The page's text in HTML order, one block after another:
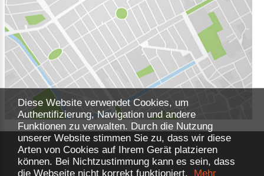
Diese Website verwendet Cookies, um
Authentifizierung, Navigation und andere
Funktionen zu verwalten. Durch die Nutzung
unserer Website stimmen Sie zu, dass wir diese
Arten von Cookies auf Ihrem Gerät platzieren
können. Bei Nichtzustimmung kann es sein, dass
die Webseite nicht korrekt funktioniert. Mehr